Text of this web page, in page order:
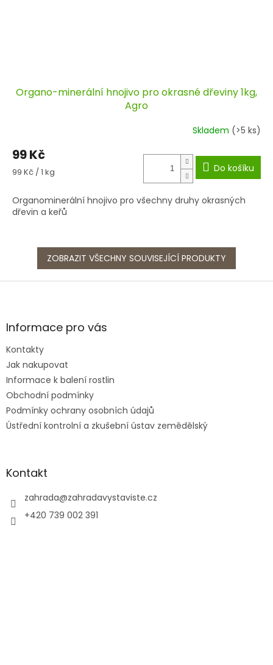
Organo-minerální hnojivo pro okrasné dřeviny 1kg,
Agro
Skladem (>5 ks)
99 Kč
Měrná
99 Kč / 1 kg Do košíku
Organominerální hnojivo pro všechny druhy okrasných
dřevin a keřů
ZOBRAZIT VŠECHNY SOUVISEJÍCÍ PRODUKTY
Z
aInformace pro vás
Kontakty
Jak nakupovat
Informace k balení rostlin
Obchodní podmínky
Podmínky ochrany osobních údajů
Ústřední kontrolní a zkušební ústav zemědělský
Kontakt
zahrada@zahradavystaviste.cz
+420 739 002 391